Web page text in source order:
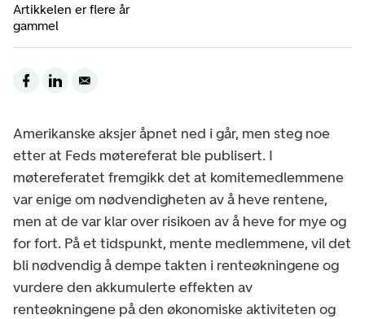
Artikkelen er flere år
gammel
Amerikanske aksjer åpnet ned i går, men steg noe
etter at Feds møtereferat ble publisert. I
møtereferatet fremgikk det at komitemedlemmene
var enige om nødvendigheten av å heve rentene,
men at de var klar over risikoen av å heve for mye og
for fort. På et tidspunkt, mente medlemmene, vil det
bli nødvendig å dempe takten i renteøkningene og
vurdere den akkumulerte effekten av
renteøkningene på den økonomiske aktiviteten og